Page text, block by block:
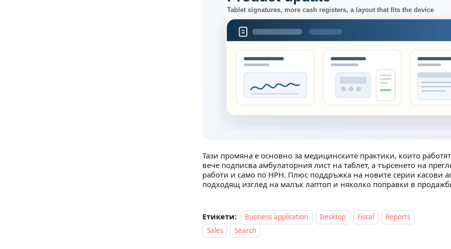
Тази промяна е основно за медицинските практики, които
вече подписва амбулаторния лист на таблет, а търсенето на
работи и само по НРН. Плюс поддръжка на новите серии касови
подходящ изглед на малък лаптоп и няколко поправки в
Етикети: Business application Desktop Fiscal
Reports
Sales
Search